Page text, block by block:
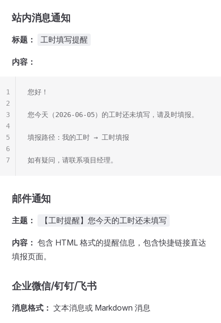
站内消息通知
标题： 工时填写提醒
内容：
您好！
您今天（2026-06-05）的工时还未填写，请及时填报。
填报路径：我的工时 → 工时填报
如有疑问，请联系项目经理。
1
2
3
4
5
6
7
邮件通知
主题： 【工时提醒】您今天的工时还未填写
内容： 包含 HTML 格式的提醒信息，包含快捷链接直达
填报页面。
企业微信/钉钉/飞书
消息格式： 文本消息或 Markdown 消息